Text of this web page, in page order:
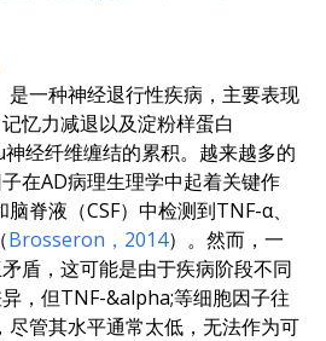
是一种神经退行性疾病，主要表现
忆力减退以及淀粉样蛋白
神经纤维缠结的累积。越来越多的
在AD病理生理学中起着关键作
脊液（CSF）中检测到TNF-α、
Brosseron，2014）。然而，一
盾，这可能是由于疾病阶段不同
，但TNF-&alpha;等细胞因子往
尽管其水平通常太低，无法作为可